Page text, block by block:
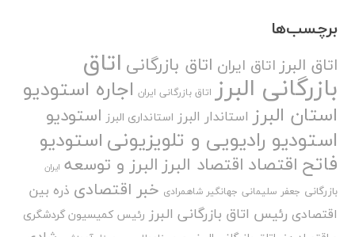
برچسب‌ها
اتاق البرز اتاق ایران اتاق بازرگانی اتاق
بازرگانی البرز اتاق بازرگانی ایران اجاره استودیو
استان البرز استاندار البرز استانداری البرز استودیو
استودیو رادیویی و تلویزیونیاستودیو
فاتح اقتصاد اقتصاد البرزالبرز و توسعه ایران
بازرگانی جعفر سلیمانی جهانگیر شاهمرادی خبر اقتصادی ذره بین
اقتصادی رئیس اتاق بازرگانی البرز رئیس کمیسیون گردشگری